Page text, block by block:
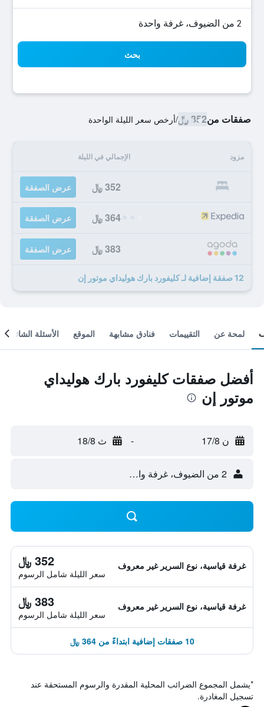
2 من الضيوف، غرفة واحدة
بحث
صفقات من352 ﷼ /أرخص سعر الليلة الواحدة
مزود الإجمالي في الليلة
352 ﷼ عرض الصفقة
364 ﷼ عرض الصفقة
383 ﷼ عرض الصفقة
12 صفقة إضافية لـ كليفورد بارك هوليداي موتور إن
لمحة عن التقييمات فنادق مشابهة الموقع الأسئلة الشائعة
أفضل صفقات كليفورد بارك هوليداي
موتور إن
ن 17/8 - ث 18/8
2 من الضيوف، غرفة واحدة
غرفة قياسية، نوع السرير غير معروف 352 ﷼
سعر الليلة شامل الرسوم
غرفة قياسية، نوع السرير غير معروف 383 ﷼
سعر الليلة شامل الرسوم
10 صفقات إضافية ابتداءً من 364 ﷼
*يشمل المجموع الضرائب المحلية المقدرة والرسوم المستحقة عند
تسجيل المغادرة.